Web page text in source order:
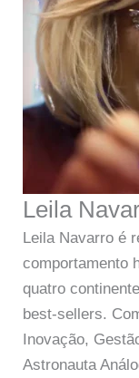
Leila
Leila Navarro é
comportamento
quatro
best-sellers.
Inovação,
Astronauta